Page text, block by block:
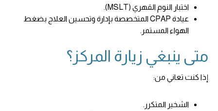
اختبار النوم القهري (MSLT).
عيادة CPAP المتخصصة بإدارة وتحسين العلاج بضغط
الهواء المستمر.
متى ينبغي زيارة المركز؟
إذا كنت تعاني من:
الشخير المتكرر.